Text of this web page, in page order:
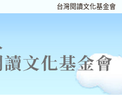
台灣閱讀文化基金會